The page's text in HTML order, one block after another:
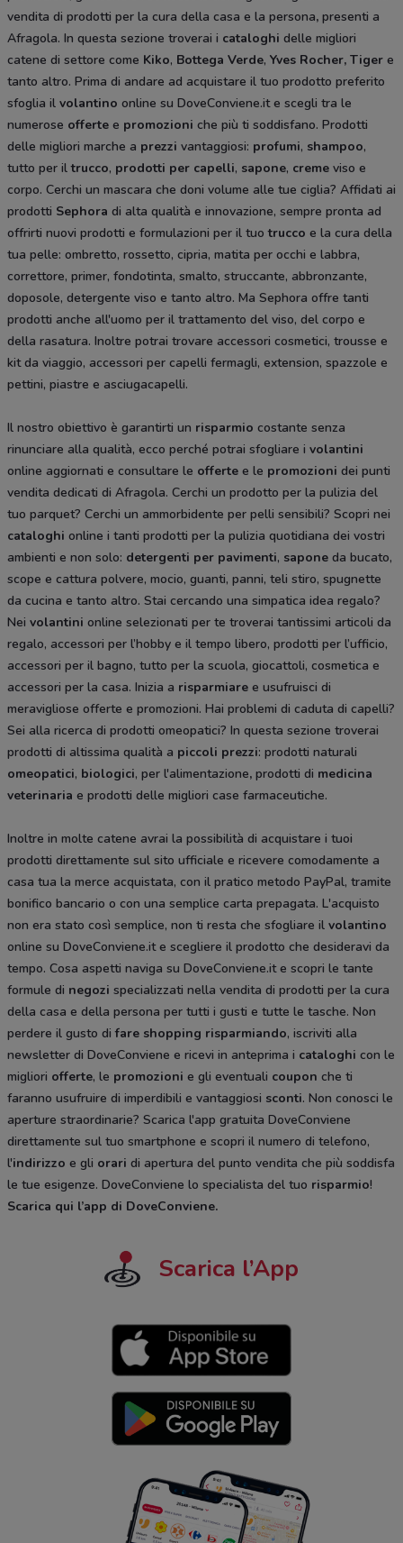
vendita di prodotti per la cura della casa e la persona, presenti a
Afragola. In questa sezione troverai i cataloghi delle migliori
catene di settore come Kiko, Bottega Verde, Yves Rocher, Tiger e
tanto altro. Prima di andare ad acquistare il tuo prodotto preferito
sfoglia il volantino online su DoveConviene.it e scegli tra le
numerose offerte e promozioni che più ti soddisfano. Prodotti
delle migliori marche a prezzi vantaggiosi: profumi, shampoo,
tutto per iltrucco, prodotti per capelli, sapone, creme viso e
corpo. Cerchi un mascara che doni volume alle tue ciglia? Affidati ai
prodotti Sephora di alta qualità e innovazione, sempre pronta ad
offrirti nuovi prodotti e formulazioni per il tuotrucco e la cura della
tua pelle: ombretto, rossetto, cipria, matita per occhi e labbra,
correttore, primer, fondotinta, smalto, struccante, abbronzante,
doposole, detergente viso e tanto altro. Ma Sephora offre tanti
prodotti anche all'uomo per il trattamento del viso, del corpo e
della rasatura. Inoltre potrai trovare accessori cosmetici, trousse e
kit da viaggio, accessori per capelli fermagli, extension, spazzole e
pettini, piastre e asciugacapelli.
Il nostro obiettivo è garantirti un risparmio costante senza
rinunciare alla qualità, ecco perché potrai sfogliare i volantini
online aggiornati e consultare le offerte e le promozioni dei punti
vendita dedicati di Afragola. Cerchi un prodotto per la pulizia del
tuo parquet? Cerchi un ammorbidente per pelli sensibili? Scopri nei
cataloghi online i tanti prodotti per la pulizia quotidiana dei vostri
ambienti e non solo: detergenti per pavimenti, sapone da bucato,
scope e cattura polvere, mocio, guanti, panni, teli stiro, spugnette
da cucina e tanto altro. Stai cercando una simpatica idea regalo?
Nei volantini online selezionati per te troverai tantissimi articoli da
regalo, accessori per l’hobby e il tempo libero, prodotti per l’ufficio,
accessori per il bagno, tutto per la scuola, giocattoli, cosmetica e
accessori per la casa. Inizia a risparmiare e usufruisci di
meravigliose offerte e promozioni. Hai problemi di caduta di capelli?
Sei alla ricerca di prodotti omeopatici? In questa sezione troverai
prodotti di altissima qualità a piccoli prezzi: prodotti naturali
omeopatici, biologici, per l'alimentazione, prodotti di medicina
veterinaria e prodotti delle migliori case farmaceutiche.
Inoltre in molte catene avrai la possibilità di acquistare i tuoi
prodotti direttamente sul sito ufficiale e ricevere comodamente a
casa tua la merce acquistata, con il pratico metodo PayPal, tramite
bonifico bancario o con una semplice carta prepagata. L'acquisto
non era stato così semplice, non ti resta che sfogliare il volantino
online su DoveConviene.it e scegliere il prodotto che desideravi da
tempo. Cosa aspetti naviga su DoveConviene.it e scopri le tante
formule di negozi specializzati nella vendita di prodotti per la cura
della casa e della persona per tutti i gusti e tutte le tasche. Non
perdere il gusto difare shopping risparmiando, iscriviti alla
newsletter di DoveConviene e ricevi in anteprima i cataloghi con le
migliori offerte, le promozioni e gli eventuali coupon che ti
faranno usufruire di imperdibili e vantaggiosi sconti. Non conosci le
aperture straordinarie? Scarica l'app gratuita DoveConviene
direttamente sul tuo smartphone e scopri il numero di telefono,
l'indirizzo e gli orari di apertura del punto vendita che più soddisfa
le tue esigenze. DoveConviene lo specialista del tuo risparmio!
Scarica qui l’app di DoveConviene.
Scarica l’App